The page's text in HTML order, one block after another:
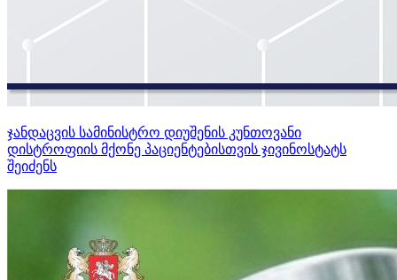
ჯანდაცვის სამინისტრო დიუშენის კუნთოვანი
დისტროფიის მქონე პაციენტებისთვის ჯივინოსტატს
შეიძენს